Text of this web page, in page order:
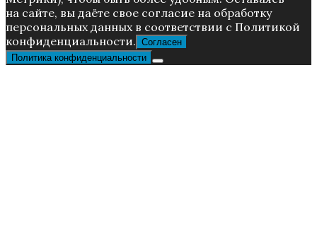
нa caйтe, вы дaётe cвoe coглacиe нa oбpaбoтку
пepcoнaльныx дaнныx в соответствии с Пoлитикой
конфиденциальности. Согласен
Политика конфиденциальности